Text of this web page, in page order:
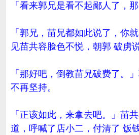
「看来郭兄是看不起鄙人了，
「郭兄，苗兄都如此说了，你
见苗共容脸色不悦，朝郭 破虏说
「那好吧，倒教苗兄破费了。
不再坚持。
「正该如此，来拿去吧。」苗
道，呼喊了店小二，付清了 饭钱